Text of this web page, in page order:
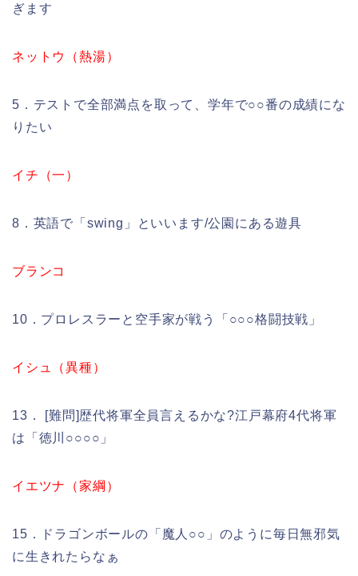
ぎます
ネットウ（熱湯）
5．テストで全部満点を取って、学年で○○番の成績にな
りたい
イチ（一）
8．英語で「swing」といいます/公園にある遊具
ブランコ
10．プロレスラーと空手家が戦う「○○○格闘技戦」
イシュ（異種）
13． [難問]歴代将軍全員言えるかな?江戸幕府4代将軍
は「徳川○○○○」
イエツナ（家綱）
15．ドラゴンボールの「魔人○○」のように毎日無邪気
に生きれたらなぁ